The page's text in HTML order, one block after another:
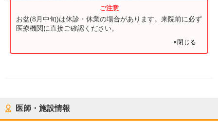
お盆(8月中旬)は休診・休業の場合があります。来院前に必ず
医療機関に直接ご確認ください。
×閉じる
医師・施設情報